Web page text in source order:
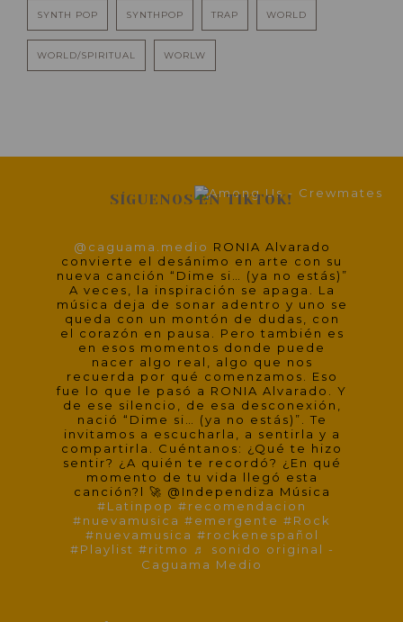
SYNTH POP SYNTHPOP TRAP WORLD
WORLD/SPIRITUAL WORLW
SÍGUENOS EN TIKTOK!
@caguama.medio RONIA Alvarado
convierte el desánimo en arte con su
nueva canción “Dime si… (ya no estás)”
A veces, la inspiración se apaga. La
música deja de sonar adentro y uno se
queda con un montón de dudas, con
el corazón en pausa. Pero también es
en esos momentos donde puede
nacer algo real, algo que nos
recuerda por qué comenzamos. Eso
fue lo que le pasó a RONIA Alvarado. Y
de ese silencio, de esa desconexión,
nació “Dime si… (ya no estás)”. Te
invitamos a escucharla, a sentirla y a
compartirla. Cuéntanos: ¿Qué te hizo
sentir? ¿A quién te recordó? ¿En qué
momento de tu vida llegó esta
canción?l 🚀 @Independiza Música
#Latinpop #recomendacion
#nuevamusica #emergente #Rock
#nuevamusica #rockenespañol
#Playlist #ritmo ♬ sonido original -
Caguama Medio